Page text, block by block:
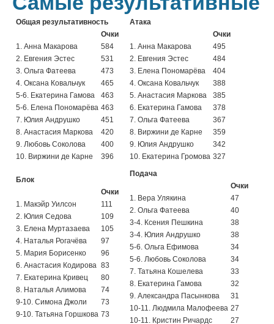
Общая результативность
Очки
1. Анна Макарова
584
2. Евгения Эстес
531
3. Ольга Фатеева
473
4. Оксана Ковальчук
465
5-6. Екатерина Гамова
463
5-6. Елена Пономарёва 463
7. Юлия Андрушко
451
8. Анастасия Маркова
420
9. Любовь Соколова
400
10. Виржини де Карне
396
Атака
Очки
1. Анна Макарова
495
2. Евгения Эстес
484
3. Елена Пономарёва
404
4. Оксана Ковальчук
388
5. Анастасия Маркова
385
6. Екатерина Гамова
378
7. Ольга Фатеева
367
8. Виржини де Карне
359
9. Юлия Андрушко
342
10. Екатерина Громова 327
Блок
Очки
1. Макэйр Уилсон
111
2. Юлия Седова
109
3. Елена Муртазаева
105
4. Наталья Рогачёва
97
5. Мария Борисенко
96
6. Анастасия Кодирова 83
7. Екатерина Кривец
80
8. Наталья Алимова
74
9-10. Симона Джоли
73
9-10. Татьяна Горшкова 73
Подача
Очки
1. Вера Улякина
47
2. Ольга Фатеева
40
3-4. Ксения Пешкина
38
3-4. Юлия Андрушко
38
5-6. Ольга Ефимова
34
5-6. Любовь Соколова
34
7. Татьяна Кошелева
33
8. Екатерина Гамова
32
9. Александра Пасынкова
31
10-11. Людмила Малофеева 27
10-11. Кристин Ричардс
27